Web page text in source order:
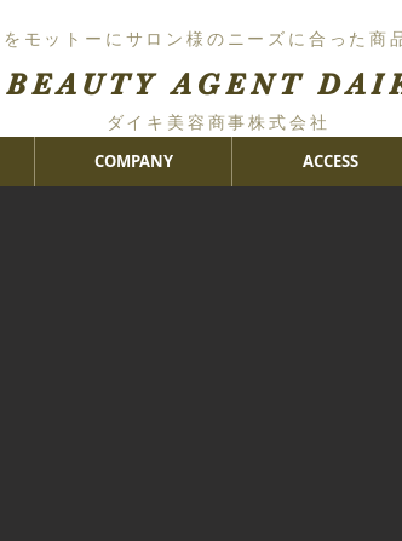
モットーにサロン様のニーズに合った商
BEAUTY AGENT
COMPANY ACCESS
ダイキ美容商事株式会社